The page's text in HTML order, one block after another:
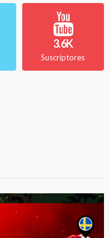
3.6K
Suscriptores